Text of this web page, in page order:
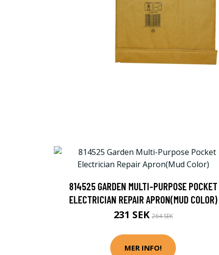
814525 GARDEN MULTI-PURPOSE POCKET
ELECTRICIAN REPAIR APRON(MUD COLOR)
231 SEK264 SEK
MER INFO!